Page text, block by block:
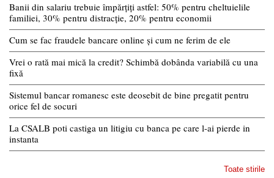
Banii din salariu trebuie împărțiți astfel: 50% pentru cheltuielile
familiei, 30% pentru distracție, 20% pentru economii
Cum se fac fraudele bancare online și cum ne ferim de ele
Vrei o rată mai mică la credit? Schimbă dobânda variabilă cu una
fixă
Sistemul bancar romanesc este deosebit de bine pregatit pentru
orice fel de socuri
La CSALB poti castiga un litigiu cu banca pe care l-ai pierde in
instanta
Toate stirile